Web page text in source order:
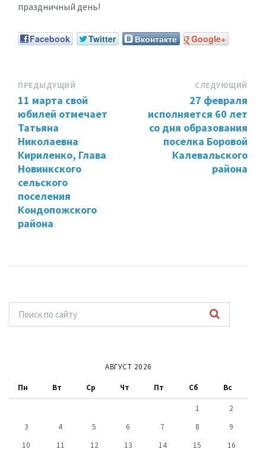
праздничный день!
Facebook Twitter Вконтакте Google+
ПРЕДЫДУЩИЙ
11 марта свой
юбилей отмечает
Татьяна
Николаевна
Кириленко, Глава
Новинкского
сельского
поселения
Кондопожского
района
СЛЕДУЮЩИЙ
27 февраля
исполняется 60 лет
со дня образования
поселка Боровой
Калевальского
района
АВГУСТ 2026
Пн Вт Ср Чт Пт Сб Вс
1
2
3
4 5 6 7 8
9
10
11 12 13 14 15
16